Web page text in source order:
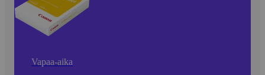
Vapaa-aika